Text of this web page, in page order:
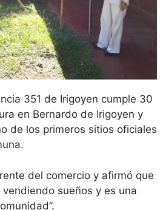
351 de Irigoyen cumple 30
en Bernardo de Irigoyen y
de los primeros sitios oficiales
del comercio y afirmó que
sueños y es una